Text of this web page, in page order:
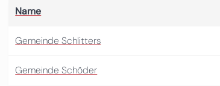
Name
Gemeinde Schlitters
Gemeinde Schöder